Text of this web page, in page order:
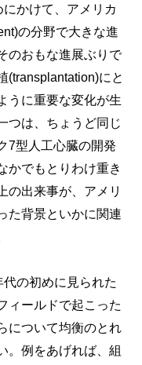
かけて、アメリカ
の分野で大きな進
のおもな進展ぶりで
(transplantation)にと
うに重要な変化が生
つは、ちょうど同じ
7型人工心臓の開発
かでもとりわけ重き
の出来事が、アメリ
た背景といかに関連
の初めに見られた
ィールドで起こった
について均衡のとれ
。例をあげれば、組